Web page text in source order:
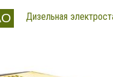
Дизельная